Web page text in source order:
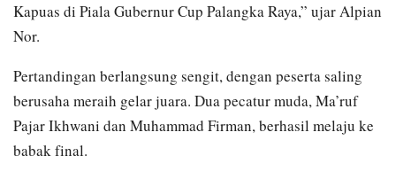
Kapuas di Piala Gubernur Cup Palangka Raya,” ujar Alpian
Nor.
Pertandingan berlangsung sengit, dengan peserta saling
berusaha meraih gelar juara. Dua pecatur muda, Ma’ruf
Pajar Ikhwani dan Muhammad Firman, berhasil melaju ke
babak final.